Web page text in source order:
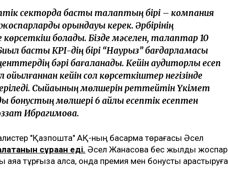
секторда басты талаптың бірі – компания
орындауы керек. Әрбірінің
болады. Бізде мәселен, талаптар 10
басты КРІ-дің бірі “Наурыз” бағдарламасы
бәрі бағаланады. Кейін аудиторлық есеп
кейін сол көрсеткіштер негізінде
Сыйақының мөлшерін реттейтін Үкімет
бонустың мөлшері 6 айлық есептік есептен
Ибрагимова.
"Қазпошта" АҚ-ның басқарма төрағасы Әсел
сұраған еді. Әсел Жанасова бес жылдық жоспар
тұрғыза алса, онда премия мен бонусты қарастыруға